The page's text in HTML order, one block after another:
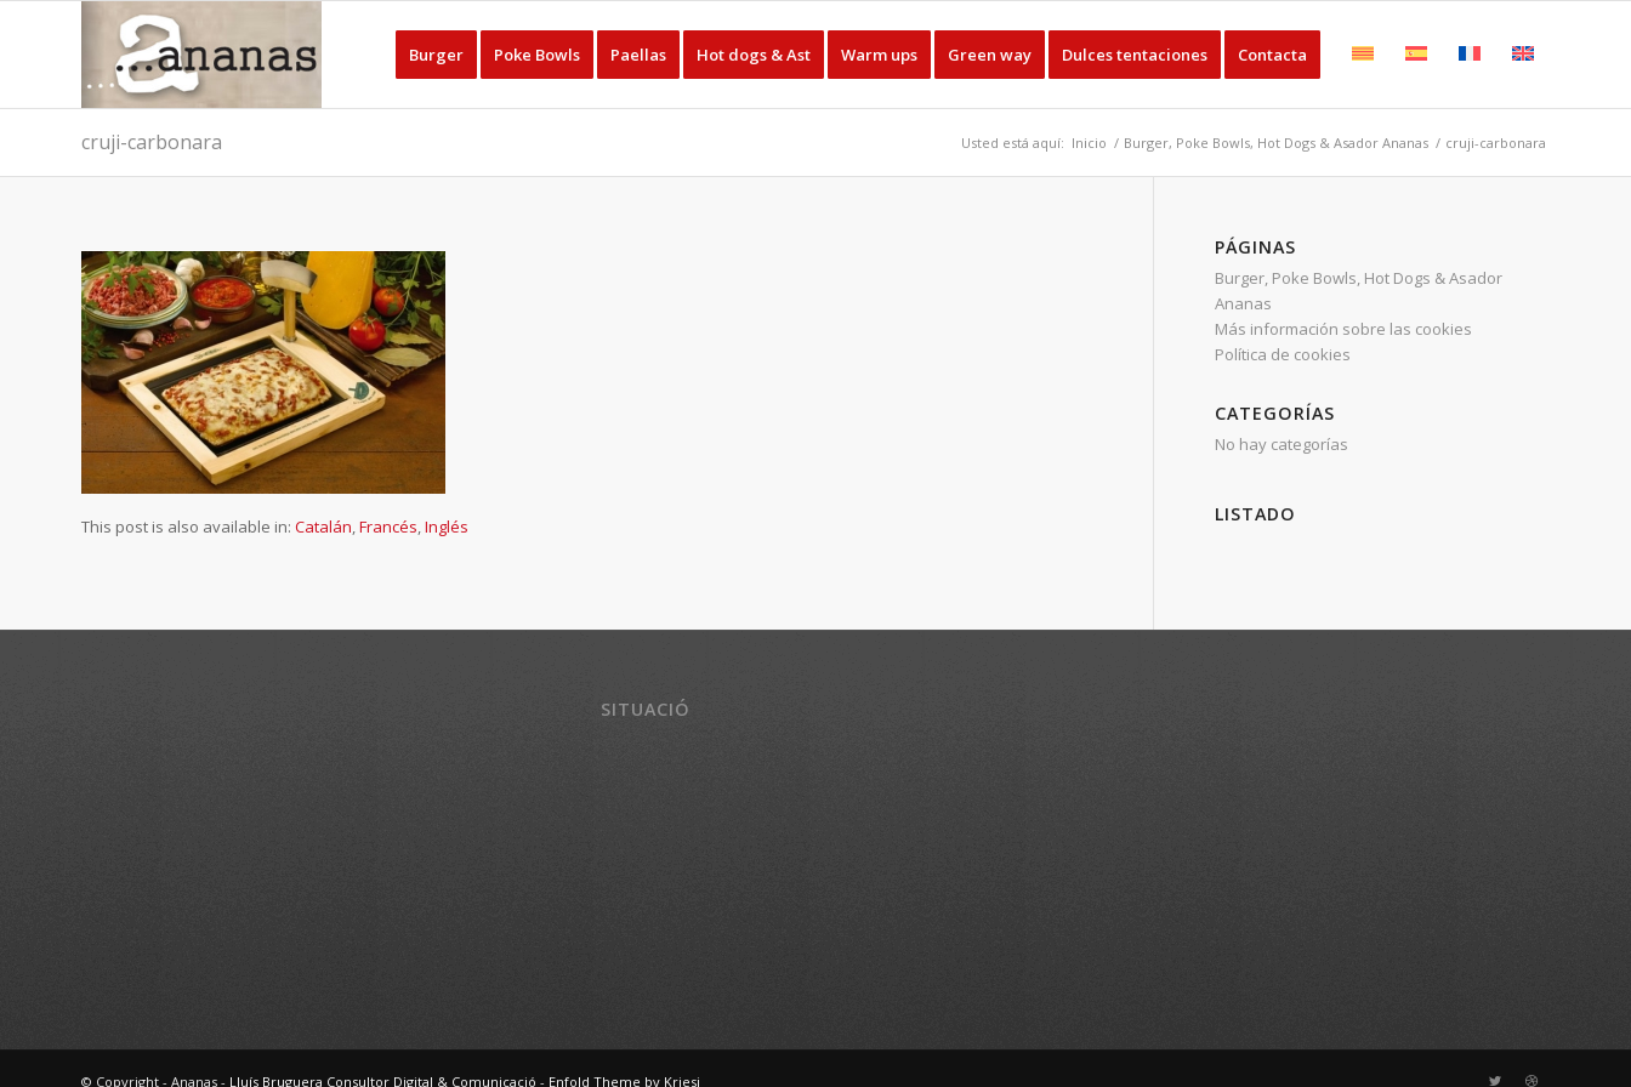
Burger Poke Bowls Paellas Hot dogs & Ast Warm ups Green way Dulces tentaciones Contacta
cruji-carbonara Usted está aquí: Inicio / Burger, Poke Bowls, Hot Dogs & Asador Ananas / cruji-carbonara
This post is also available in: Catalán Francés Inglés
PÁGINAS
Burger, Poke Bowls, Hot Dogs & Asador
Ananas
Más información sobre las cookies
Política de cookies
CATEGORÍAS
No hay categorías
LISTADO
SITUACIÓ
© Copyright - Ananas - Lluís Bruguera Consultor Digital & Comunicació - Enfold Theme by Kriesi